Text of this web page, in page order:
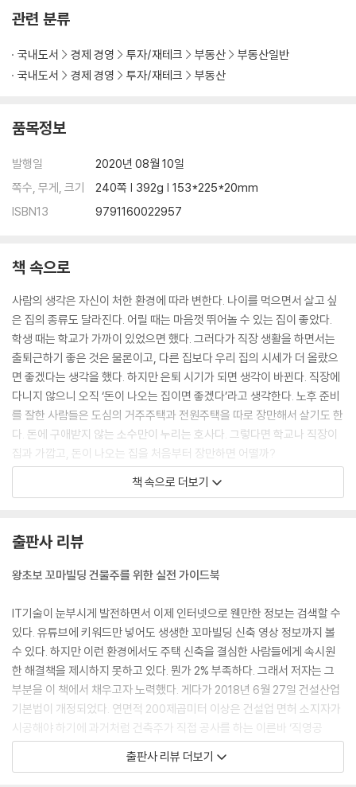
석공사에서 건축주가 알아야 할 사항들
각 부위별 도장공사, 각별히 신경써야 한다
도장공사에서 건축주가 주의해야 할 사항들
지붕공사, 소홀히 하면 안 된다
평당 가격에 대한 올바른 이해
갖고 싶은 내 집은 내가 설계해야 한다
마감공사에서 쓰는 현장용어들
건축주가 시공사를 잘 다스리는 요령
변경공사가 발생할 때의 대처요령
건물 임대 및 유지 관리의 기술
관련 분류
국내도서 경제 경영 투자/재테크 부동산
부동산일반
국내도서
경제 경영 투자/재테크 부동산
품목정보
발행일
2020년 08월 10일
쪽수, 무게, 크기
240쪽 | 392g | 153*225*20mm
ISBN13
9791160022957
책 속으로
사람의 생각은 자신이 처한 환경에 따라 변한다. 나이를 먹으면서 살고 싶
은 집의 종류도 달라진다. 어릴 때는 마음껏 뛰어놀 수 있는 집이 좋았다.
학생 때는 학교가 가까이 있었으면 했다. 그러다가 직장 생활을 하면서는
출퇴근하기 좋은 것은 물론이고, 다른 집보다 우리 집의 시세가 더 올랐으
면 좋겠다는 생각을 했다. 하지만 은퇴 시기가 되면 생각이 바뀐다. 직장에
다니지 않으니 오직 ‘돈이 나오는 집이면 좋겠다’라고 생각한다. 노후 준비
를 잘한 사람들은 도심의 거주주택과 전원주택을 따로 장만해서 살기도 한
다. 돈에 구애받지 않는 소수만이 누리는 호사다. 그렇다면 학교나 직장이
집과 가깝고, 돈이 나오는 집을 처음부터 장만하면 어떨까?
--- p.17
는 좋은 방법은 없을까? 이 물음에 대한 해답은 간단하고 명료하다. ‘돈 나
오는 집에서 살아라!’ 우리는 흔히 ‘30년 배우고, 30년 일하고, 30년을 더
돈이 나오는 구조를 만들어야 한다. 그래야 30년 일하면서 벌어들이는 소
득과 돈이 나오는 집에서 나오는 소득을 합해서 더욱 수월하게 노후 30년
을 보낼 수 있다. 노후 30년 동안 일을 하더라도 생활비를 벌어야 살아갈
수 있는 절박한 처지는 아닐 것이다. 노후가 준비된 자가 일을 하는 것은 자
신의 건강을 생각하고 사회적 소외감을 달래는 ‘여유 있는 노동’일 것이다.
--- p.20
다양한 수익형 부동산 중에서 어떤 부동산을 골라서 투자해야 할지 고민이
될 것이다. 다음의 판단 기준 4가지를 바탕으로 선택해보자. 첫째, 본인이
거주하면서 돈이 나오는가? 둘째, 땅 지분이 큰가? 셋째, 안정성이 있는
책 속으로 더보기
출판사 리뷰
왕초보 꼬마빌딩 건물주를 위한 실전 가이드북
IT기술이 눈부시게 발전하면서 이제 인터넷으로 웬만한 정보는 검색할 수
있다. 유튜브에 키워드만 넣어도 생생한 꼬마빌딩 신축 영상 정보까지 볼
수 있다. 하지만 이런 환경에서도 주택 신축을 결심한 사람들에게 속시원
한 해결책을 제시하지 못하고 있다. 뭔가 2% 부족하다. 그래서 저자는 그
부분을 이 책에서 채우고자 노력했다. 게다가 2018년 6월 27일 건설산업
기본법이 개정되었다. 연면적 200제곱미터 이상은 건설업 면허 소지자가
시공해야 하기에 과거처럼 건축주가 직접 공사를 하는 이른바 ‘직영공
사’는 할 수 없게 되었다. 그런데 건축주가 직접 시공할 수 없어서 종합건설
회사에 건축을 맡기더라도 여전히 건축주가 선택하고 결정해야 할 사항은
출판사 리뷰 더보기